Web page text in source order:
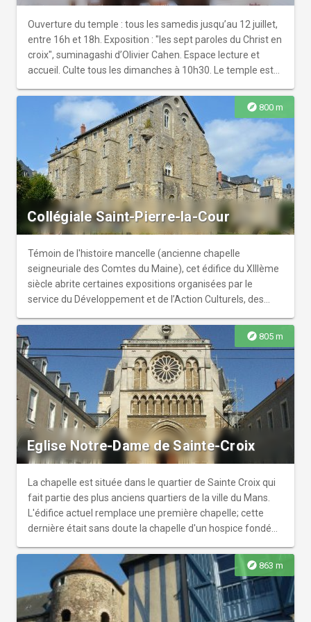
l’édifice a été menée par la Ville du Mans. Démarrés en
1997, les travaux de restauration réalisés en 2 phases,
extérieurs et intérieurs, se sont achevés à l’été 2015.
Horaires d’ouverture: Lundi, mercredi et vendredi de 10 h à
12 h et de 15 h à 17 h. Selon les disponibilités des
Ouverture du temple : tous les samedis jusqu’au 12 juillet,
entre 16h et 18h. Exposition : "les sept paroles du Christ en
croix", suminagashi d’Olivier Cahen. Espace lecture et
accueil. Culte tous les dimanches à 10h30. Le temple est
comprend une salle de réunion utilisée pour diverses
activités. Œuvre de l’architecte départemental Louis-Jean
Raoulx, le temple a en effet été inauguré par le pasteur
Paul Fargues, le 29 mars 1900. La décoration en est sobre.
Une Bible ouverte au-dessus de la porte d’entrée sur la
rue, témoigne de l'attachement des protestants à la Bible,
avec ce passage de l'évangile de Mathieu"Venez à moi,
vous tous qui êtes fatigués et chargés, et je vous
soulagerai".
explore 800 m
Collégiale Saint-Pierre-la-Cour
Témoin de l'histoire mancelle (ancienne chapelle
seigneuriale des Comtes du Maine), cet édifice du XIIIème
siècle abrite certaines expositions organisées par le
service du Développement et de l’Action Culturels, des
explore 805 m
Eglise Notre-Dame de Sainte-Croix
La chapelle est située dans le quartier de Sainte Croix qui
fait partie des plus anciens quartiers de la ville du Mans.
L'édifice actuel remplace une première chapelle; cette
dernière était sans doute la chapelle d'un hospice fondé
siècle qu'elle fut érigée en paroisse, après la ruine de
l'hospice; cette chapelle dépendait alors de l'abbaye de la
Couture. La chapelle initiale est détruite en 1794. Elle
renaît de ses cendres grâce à Basile Moreau qui se voit
explore 863 m